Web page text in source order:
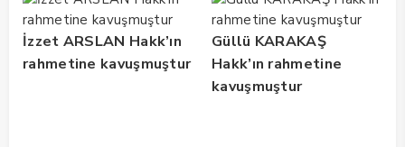
İzzet ARSLAN Hakk’ın
rahmetine kavuşmuştur
Güllü KARAKAŞ
Hakk’ın rahmetine
kavuşmuştur